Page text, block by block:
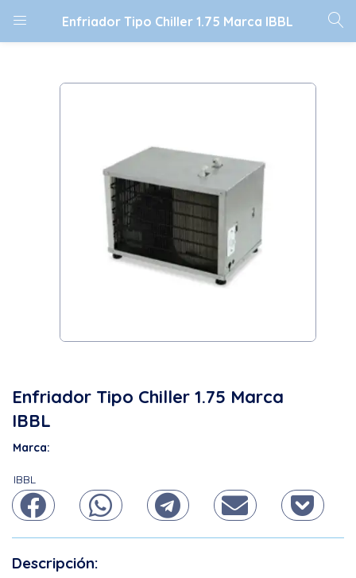
Enfriador Tipo Chiller 1.75 Marca IBBL
Enfriador Tipo Chiller 1.75 Marca
IBBL
Marca:
IBBL
Descripción: